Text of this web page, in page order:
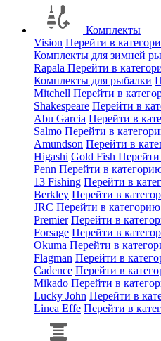
Комплекты
Vision Перейти в
Комплекты для зимней
Rapala Перейти в
Комплекты для рыбалки
Mitchell Перейти в
Shakespeare Перейти в
Abu Garcia Перейти в
Salmo Перейти в
Amundson Перейти в
Higashi Gold Fish
Penn Перейти в
13 Fishing Перейти в
Berkley Перейти в
JRC Перейти в категорию
Premier Перейти в
Forsage Перейти в
Okuma Перейти в
Flagman Перейти в
Cadence Перейти в
Mikado Перейти в
Lucky John Перейти в
Linea Effe Перейти в